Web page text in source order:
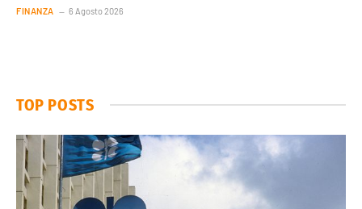
FINANZA 6 Agosto 2026
TOP POSTS